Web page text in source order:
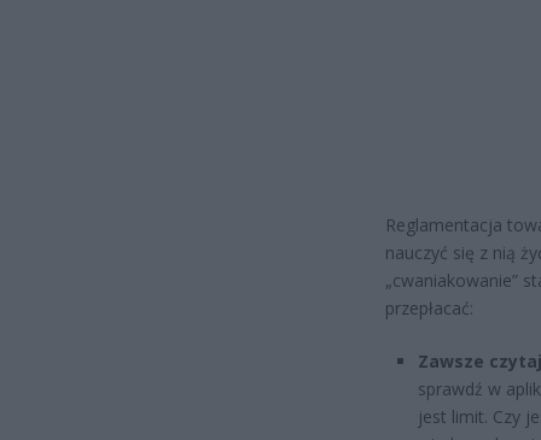
Reglamentacja
nauczyć się z nią
„cwaniakowanie”
przepłacać:
Zawsze
sprawdź w
jest limit. Czy